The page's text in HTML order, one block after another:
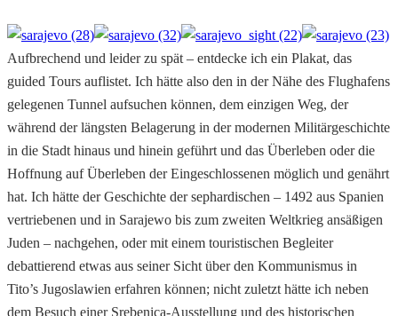
Aufbrechend und leider zu spät – entdecke ich ein Plakat, das
guided Tours auflistet. Ich hätte also den in der Nähe des Flughafens
gelegenen Tunnel aufsuchen können, dem einzigen Weg, der
während der längsten Belagerung in der modernen Militärgeschichte
in die Stadt hinaus und hinein geführt und das Überleben oder die
Hoffnung auf Überleben der Eingeschlossenen möglich und genährt
hat. Ich hätte der Geschichte der sephardischen – 1492 aus Spanien
vertriebenen und in Sarajewo bis zum zweiten Weltkrieg ansäßigen
Juden – nachgehen, oder mit einem touristischen Begleiter
debattierend etwas aus seiner Sicht über den Kommunismus in
Tito’s Jugoslawien erfahren können; nicht zuletzt hätte ich neben
dem Besuch einer Srebenica-Ausstellung und des historischen